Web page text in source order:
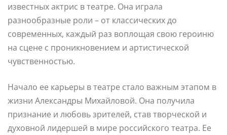
известных актрис в театре. Она играла
разнообразные роли – от классических до
современных, каждый раз воплощая свою героиню
на сцене с проникновением и артистической
чувственностью.
Начало ее карьеры в театре стало важным этапом в
жизни Александры Михайловой. Она получила
признание и любовь зрителей, став творческой и
духовной лидершей в мире российского театра. Ее